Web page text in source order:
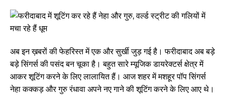
अब इन ख़बरों की फेहरिस्त में एक और सुर्खी जुड़ गई है। फरीदाबाद अब बड़े
बड़े सिंगर्स की पसंद बन चूका है। बहुत सारे म्यूजिक डायरेक्टर्स क्षेत्र में
आकर शूटिंग करने के लिए लालायित हैं। आज शहर में मशहूर पॉप सिंगर्स
नेहा कक्कड़ और गुरु रंधावा अपने नए गाने की शूटिंग करने के लिए आए थे।